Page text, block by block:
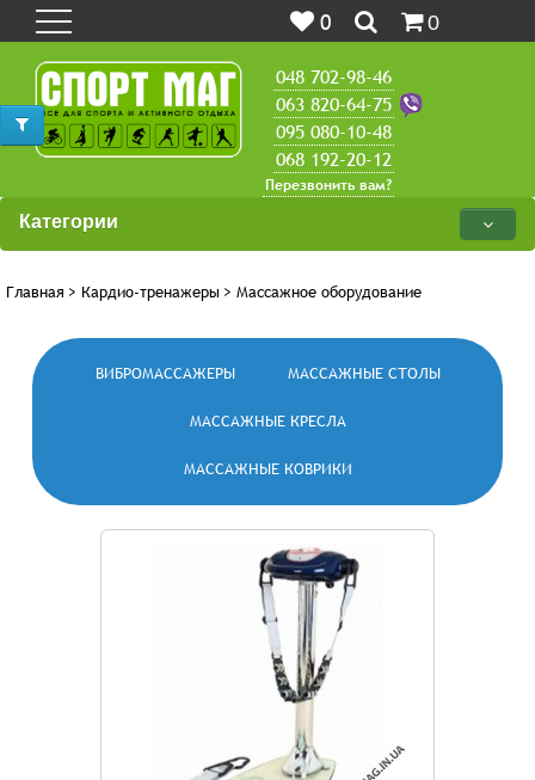
0 0
048 702-98-46
063 820-64-75
095 080-10-48
068 192-20-12
Перезвонить вам?
Категории
Главная > Кардио-тренажеры > Массажное оборудование
ВИБРОМАССАЖЕРЫ МАССАЖНЫЕ СТОЛЫ
МАССАЖНЫЕ КРЕСЛА
МАССАЖНЫЕ КОВРИКИ